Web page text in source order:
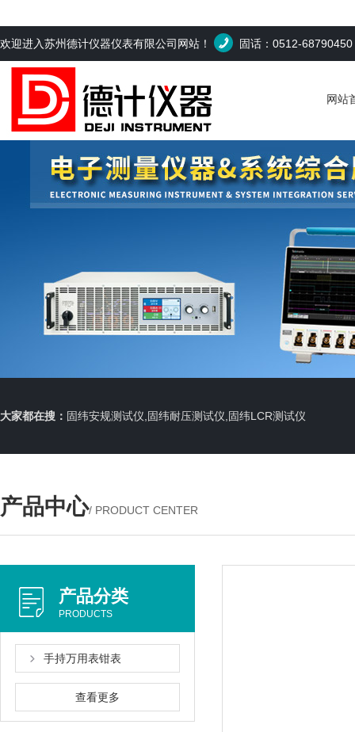
欢迎进入苏州德计仪器仪表有限公司网站！ 固话：0512-68790450
网站
大家都在搜： 固纬安规测试仪,固纬耐压测试仪,固纬LCR测试仪
产品中心/ PRODUCT CENTER
产品分类
PRODUCTS
手持万用表钳表
查看更多